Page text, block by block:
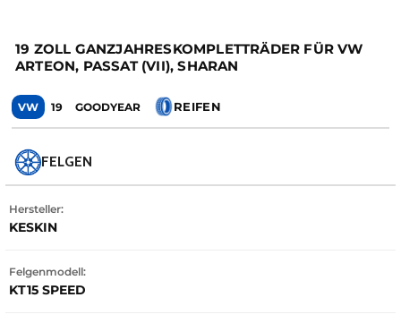
19 ZOLL GANZJAHRESKOMPLETTRÄDER FÜR VW
ARTEON, PASSAT (VII), SHARAN
VW 19 GOODYEAR REIFEN
FELGEN
Hersteller:
KESKIN
Felgenmodell:
KT15 SPEED